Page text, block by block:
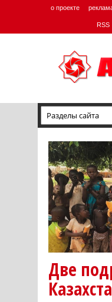
о проекте
RSS
Две